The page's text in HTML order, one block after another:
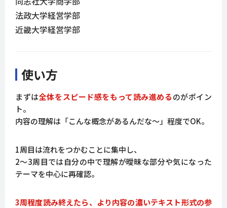
法政大学経営学部
近畿大学経営学部
使い方
まずは全体をスピード感をもって読み進めるのがポイン
ト。
内容の理解は「こんな概念があるんだな〜」程度でOK。
1周目は流れをつかむことに集中し、
2〜3周目では自分の中で理解が曖昧な部分や気になった
テーマを中心に再確認。
3周程度読み終えたら、より内容の濃いテキスト形式の参